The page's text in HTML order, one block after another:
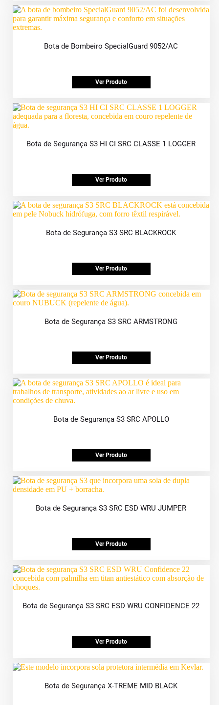
Bota de Bombeiro SpecialGuard 9052/AC
Ver Produto
Bota de Segurança S3 HI CI SRC CLASSE 1 LOGGER
Ver Produto
Bota de Segurança S3 SRC BLACKROCK
Ver Produto
Bota de Segurança S3 SRC ARMSTRONG
Ver Produto
Bota de Segurança S3 SRC APOLLO
Ver Produto
Bota de Segurança S3 SRC ESD WRU JUMPER
Ver Produto
Bota de Segurança S3 SRC ESD WRU CONFIDENCE 22
Ver Produto
Bota de Segurança X-TREME MID BLACK